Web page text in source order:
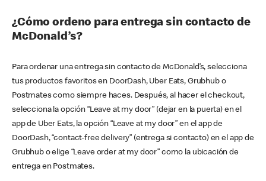
¿Cómo ordeno para entrega sin contacto de
McDonald’s?
Para ordenar una entrega sin contacto de McDonald’s, selecciona
tus productos favoritos en DoorDash, Uber Eats, Grubhub o
Postmates como siempre haces. Después, al hacer el checkout,
selecciona la opción “Leave at my door” (dejar en la puerta) en el
app de Uber Eats, la opción “Leave at my door” en el app de
DoorDash, “contact-free delivery” (entrega si contacto) en el app de
Grubhub o elige “Leave order at my door” como la ubicación de
entrega en Postmates.